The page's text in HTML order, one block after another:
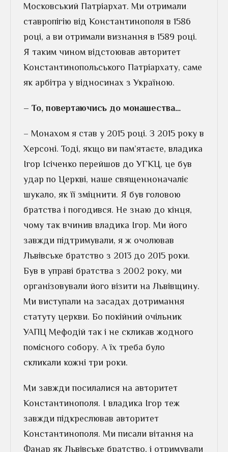
Московський Патріархат. Ми отримали
ставропігію від Константинополя в 1586
році, а ви отримали визнання в 1589 році.
Я таким чином відстоював авторитет
Константинопольського Патріархату, саме
як арбітра у відносинах з Україною.
– То, повертаючись до монашества…
– Монахом я став у 2015 році. З 2015 року в
Херсоні. Тоді, якщо ви пам’ятаєте, владика
Ігор Ісіченко перейшов до УГКЦ, це був
удар по Церкві, наше священноначаліє
шукало, як її зміцнити. Я був головою
братства і погодився. Не знаю до кінця,
чому так вчинив владика Ігор. Ми його
завжди підтримували, я ж очолював
Львівське братство з 2013 до 2015 роки.
Був в управі братства з 2002 року, ми
організовували його візити на Львівщину.
Ми виступали на засадах дотримання
статуту церкви. Бо покійний очільник
УАПЦ Мефодій так і не скликав жодного
помісного собору. А їх треба було
скликали кожні три роки.
Ми завжди посилалися на авторитет
Константинополя. І владика Ігор теж
завжди підкреслював авторитет
Константинополя. Ми писали вітання на
Фанар як Львівське братство, і отримували